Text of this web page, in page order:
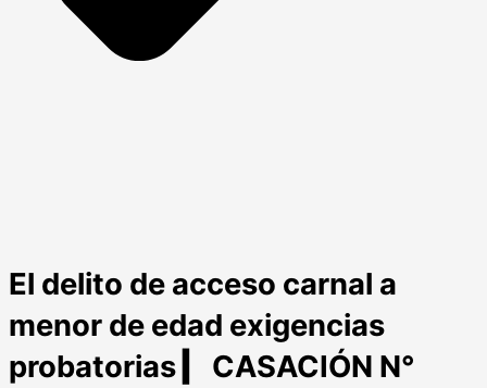
El delito de acceso carnal a
menor de edad exigencias
probatorias ▎ CASACIÓN N°